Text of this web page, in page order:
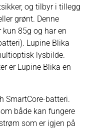
og tilbyr i tillegg
grønt. Denne
85g og har en
Lupine Blika
lysbilde.
er Lupine Blika en
SmartCore-batteri.
både kan fungere
som er igjen på